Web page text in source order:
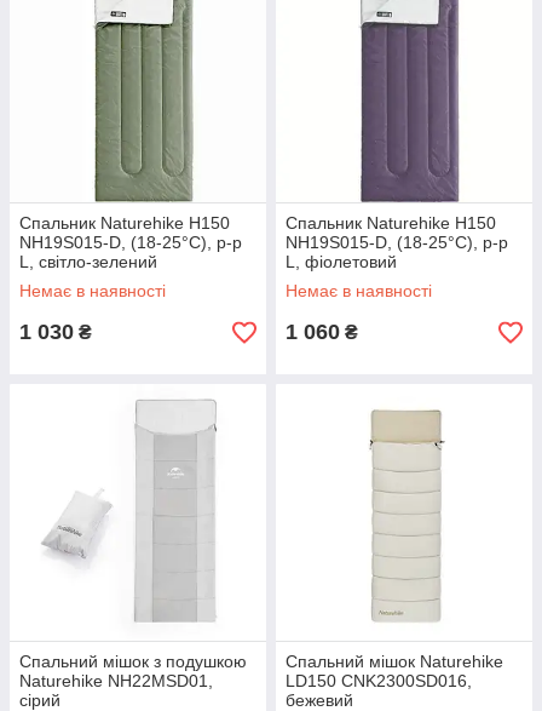
Спальник Naturehike H150
NH19S015-D, (18-25°C), p-р
L, світло-зелений
Немає в наявності
1 030 ₴
Спальник Naturehike H150
NH19S015-D, (18-25°C), p-р
L, фіолетовий
Немає в наявності
1 060 ₴
Спальний мішок з подушкою
Naturehike NH22MSD01,
сірий
Спальний мішок Naturehike
LD150 CNK2300SD016,
бежевий